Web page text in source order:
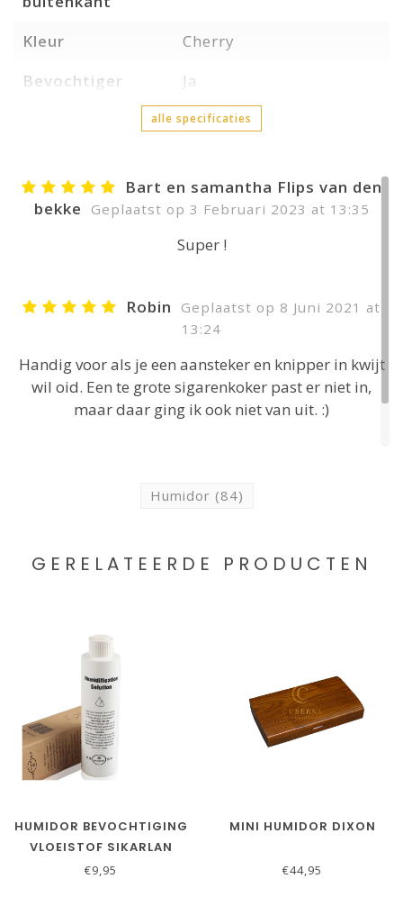
Kleur
Cherry
Bevochtiger
Ja
alle specificaties
Bart en samantha Flips van den
bekke
Geplaatst op 3 Februari 2023 at 13:35
Super !
Robin
Geplaatst op 8 Juni 2021 at
13:24
Handig voor als je een aansteker en knipper in kwijt
wil oid. Een te grote sigarenkoker past er niet in,
maar daar ging ik ook niet van uit. :)
Humidor (84)
GERELATEERDE PRODUCTEN
HUMIDOR BEVOCHTIGING
VLOEISTOF SIKARLAN
€9,95
MINI HUMIDOR DIXON
€44,95